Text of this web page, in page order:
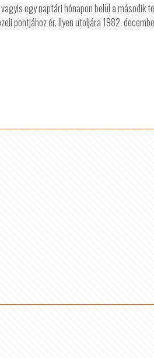
egy naptári hónapon belül a
pontjához ér. Ilyen utoljára 1982.